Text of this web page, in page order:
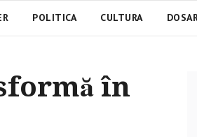
POLITICA CULTURA
în